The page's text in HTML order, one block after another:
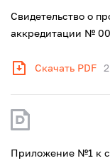
Свидетельство о
аккредитации №
Скачать PDF
Приложение №1 к